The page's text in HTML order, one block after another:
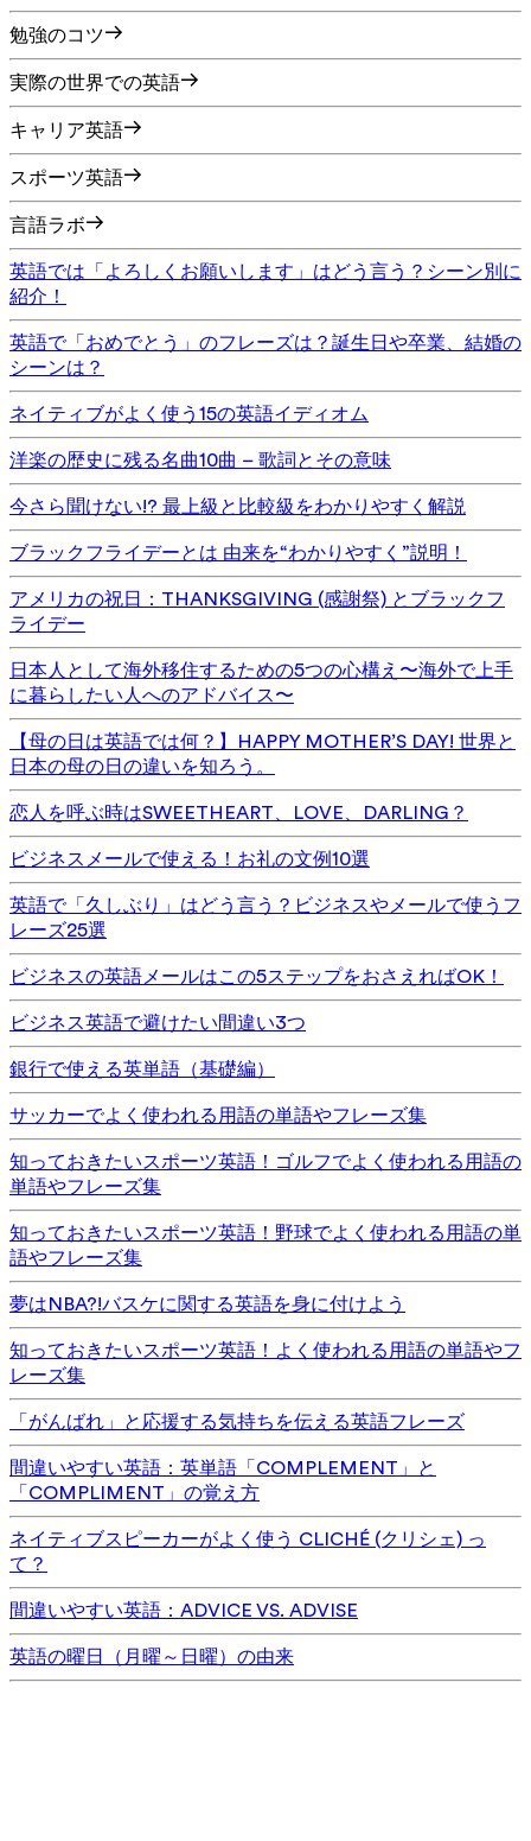
勉強のコツ
実際の世界での英語
キャリア英語
スポーツ英語
言語ラボ
英語では「よろしくお願いします」はどう言う？シーン別に
紹介！
英語で「おめでとう」のフレーズは？誕生日や卒業、結婚の
シーンは？
ネイティブがよく使う15の英語イディオム
洋楽の歴史に残る名曲10曲 – 歌詞とその意味
今さら聞けない!? 最上級と比較級をわかりやすく解説
ブラックフライデーとは 由来を“わかりやすく”説明！
アメリカの祝日：THANKSGIVING (感謝祭) とブラックフ
ライデー
日本人として海外移住するための5つの心構え〜海外で上手
に暮らしたい人へのアドバイス〜
【母の日は英語では何？】HAPPY MOTHER’S DAY! 世界と
日本の母の日の違いを知ろう。
恋人を呼ぶ時はSWEETHEART、LOVE、DARLING？
ビジネスメールで使える！お礼の文例10選
英語で「久しぶり」はどう言う？ビジネスやメールで使うフ
レーズ25選
ビジネスの英語メールはこの5ステップをおさえればOK！
ビジネス英語で避けたい間違い3つ
銀行で使える英単語（基礎編）
サッカーでよく使われる用語の単語やフレーズ集
知っておきたいスポーツ英語！ゴルフでよく使われる用語の
単語やフレーズ集
知っておきたいスポーツ英語！野球でよく使われる用語の単
語やフレーズ集
夢はNBA?!バスケに関する英語を身に付けよう
知っておきたいスポーツ英語！よく使われる用語の単語やフ
レーズ集
「がんばれ」と応援する気持ちを伝える英語フレーズ
間違いやすい英語：英単語「COMPLEMENT」と
「COMPLIMENT」の覚え方
ネイティブスピーカーがよく使う CLICHÉ (クリシェ) っ
て？
間違いやすい英語：ADVICE VS. ADVISE
英語の曜日（月曜～日曜）の由来